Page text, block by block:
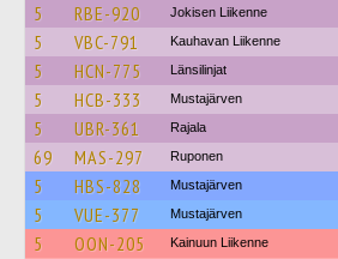
5 RBE-920 Jokisen Liikenne
5 VBC-791 Kauhavan Liikenne
5 HCN-775 Länsilinjat
5 HCB-333 Mustajärven
5 UBR-361 Rajala
69 MAS-297 Ruponen
5 HBS-828 Mustajärven
5 VUE-377 Mustajärven
5 OON-205 Kainuun Liikenne